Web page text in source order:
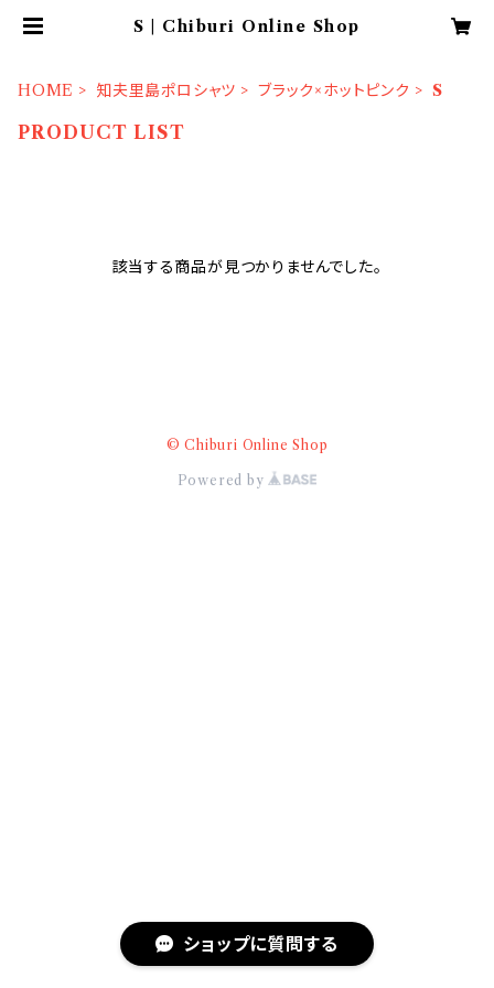
S | Chiburi Online Shop
HOME 知夫里島ポロシャツ ブラック×ホットピンク S
PRODUCT LIST
該当する商品が見つかりませんでした。
© Chiburi Online Shop
Powered by
ショップに質問する